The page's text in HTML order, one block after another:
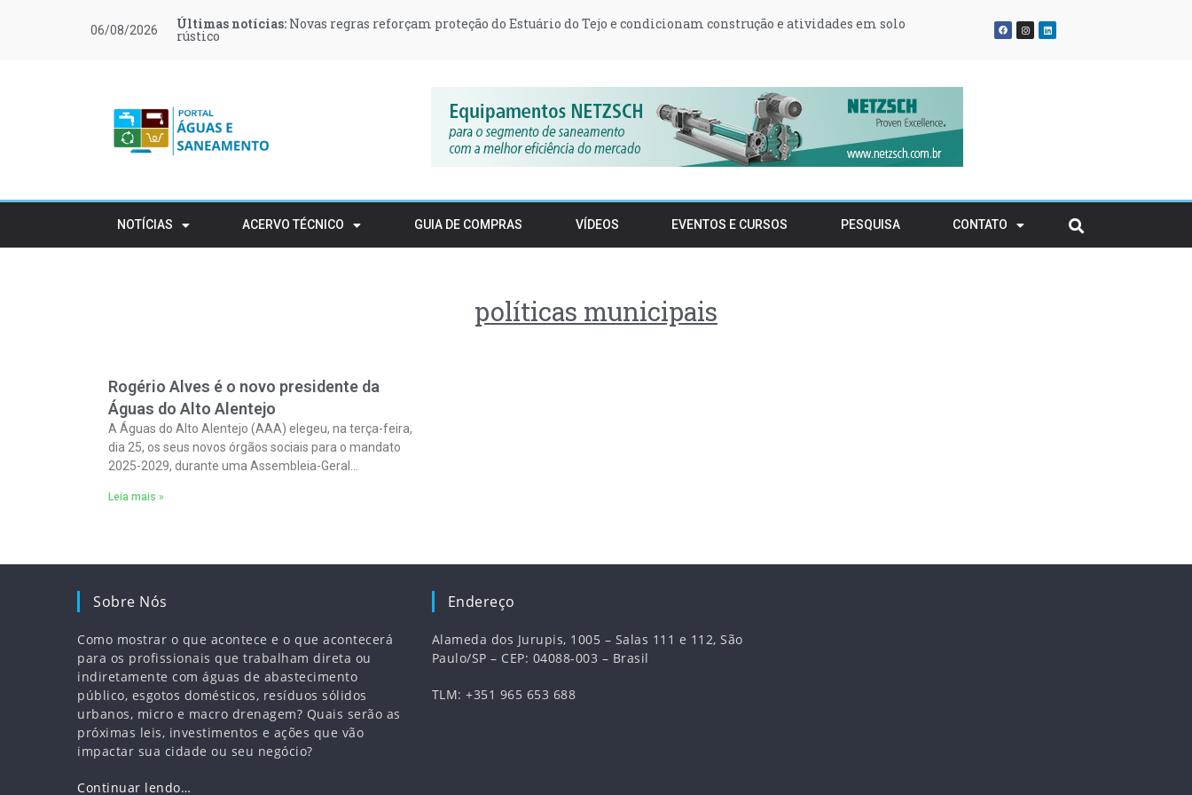
06/08/2026 Últimas notícias: Novas regras reforçam proteção do Estuário do Tejo e condicionam construção e atividades em solo
rústico
Últimas notícias: Retalho e HORECA podem vender stocks de embalagens pré-SDR após o período transitório
Últimas notícias: Procura de profissionais em empregos verdes deve crescer 15% este ano
Últimas notícias: Várias zonas de Manteigas sem água durante a noite para recuperar nível de reservatório
Últimas notícias: LOCTITE 243 e 270 incorporam formulações ainda mais seguras
Últimas notícias: Encontro O Futuro da Qualidade da Água: emergências, inovação e pessoas
NOTÍCIAS ACERVO TÉCNICO GUIA DE COMPRAS VÍDEOS EVENTOS E CURSOS PESQUISA CONTATO
políticas municipais
Rogério Alves é o novo presidente da
Águas do Alto Alentejo
A Águas do Alto Alentejo (AAA) elegeu, na terça-feira,
dia 25, os seus novos órgãos sociais para o mandato
2025-2029, durante uma Assembleia-Geral
Leia mais »
Sobre Nós
Como mostrar o que acontece e o que acontecerá
para os profissionais que trabalham direta ou
indiretamente com águas de abastecimento
público, esgotos domésticos, resíduos sólidos
urbanos, micro e macro drenagem? Quais serão as
próximas leis, investimentos e ações que vão
impactar sua cidade ou seu negócio?
Continuar lendo…
Endereço
Alameda dos Jurupis, 1005 – Salas 111 e 112, São
Paulo/SP – CEP: 04088-003 – Brasil
TLM: +351 965 653 688